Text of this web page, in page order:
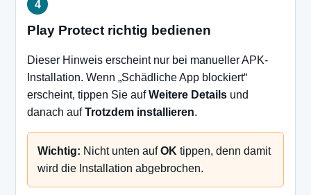
Play Protect richtig bedienen
Dieser Hinweis erscheint nur bei manueller APK-
Installation. Wenn „Schädliche App blockiert“
erscheint, tippen Sie aufWeitere Details und
danach aufTrotzdem installieren.
Wichtig: Nicht unten aufOK tippen, denn damit
wird die Installation abgebrochen.